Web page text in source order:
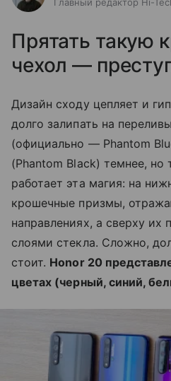
Прятать такую
чехол —
Дизайн сходу цепляет и
долго залипать на
(официально — Phantom
(Phantom Black) темнее, но
работает эта магия: на
крошечные призмы,
направлениях, а сверху их
слоями стекла. Сложно,
стоит. Honor 20
цветах (черный, синий,